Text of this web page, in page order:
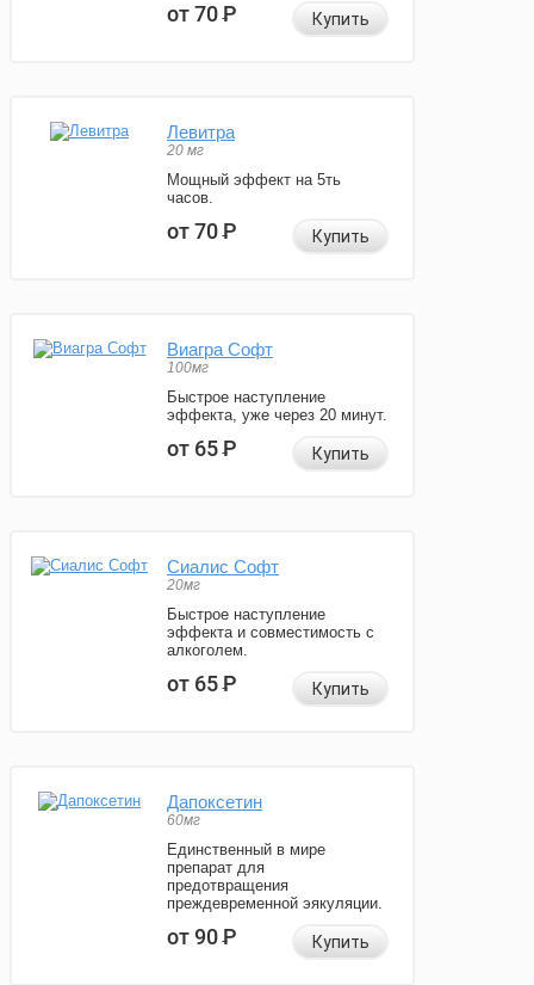
от 70Р Купить
Левитра
20 мг
Мощный эффект на 5ть
часов.
от 70Р Купить
Виагра Софт
100мг
Быстрое наступление
эффекта, уже через 20 минут.
от 65Р Купить
Сиалис Софт
20мг
Быстрое наступление
эффекта и совместимость с
алкоголем.
от 65Р Купить
Дапоксетин
60мг
Единственный в мире
препарат для
предотвращения
преждевременной эякуляции.
от 90Р Купить